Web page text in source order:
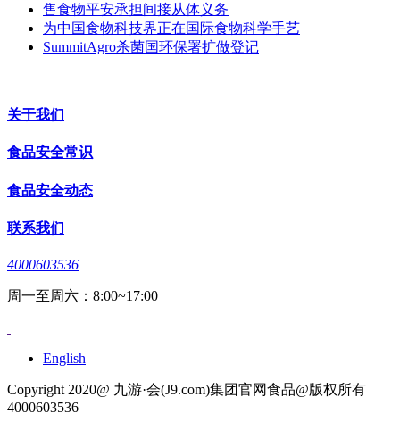
售食物平安承担间接从体义务
为中国食物科技界正在国际食物科学手艺
SummitAgro杀菌国环保署扩做登记
关于我们
食品安全常识
食品安全动态
联系我们
4000603536
周一至周六：8:00~17:00
English
Copyright 2020@ 九游·会(J9.com)集团官网食品@版权所有
4000603536